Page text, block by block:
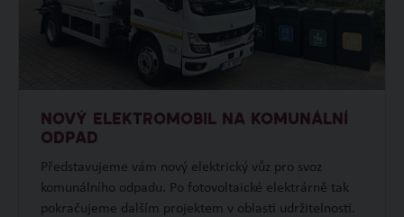
NOVÝ ELEKTROMOBIL NA KOMUNÁLNÍ
ODPAD
Představujeme vám nový elektrický vůz pro svoz
komunálního odpadu. Po fotovoltaické elektrárně tak
pokračujeme dalším projektem v oblasti udržitelnosti.